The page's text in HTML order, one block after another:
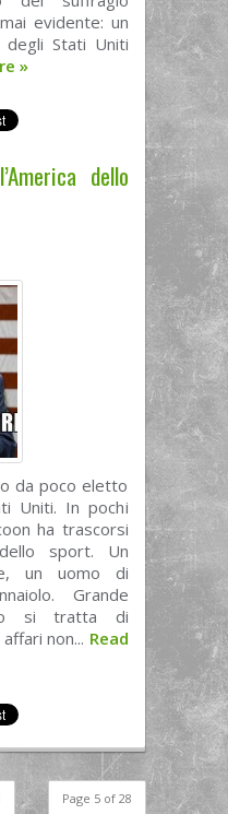
evidente: un
Stati Uniti
»
dello
da poco eletto
Uniti. In pochi
ha trascorsi
sport. Un
un uomo di
Grande
si tratta di
non... Read
Page 5 of 28